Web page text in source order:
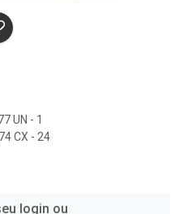
UN - 1
CX - 24
login ou